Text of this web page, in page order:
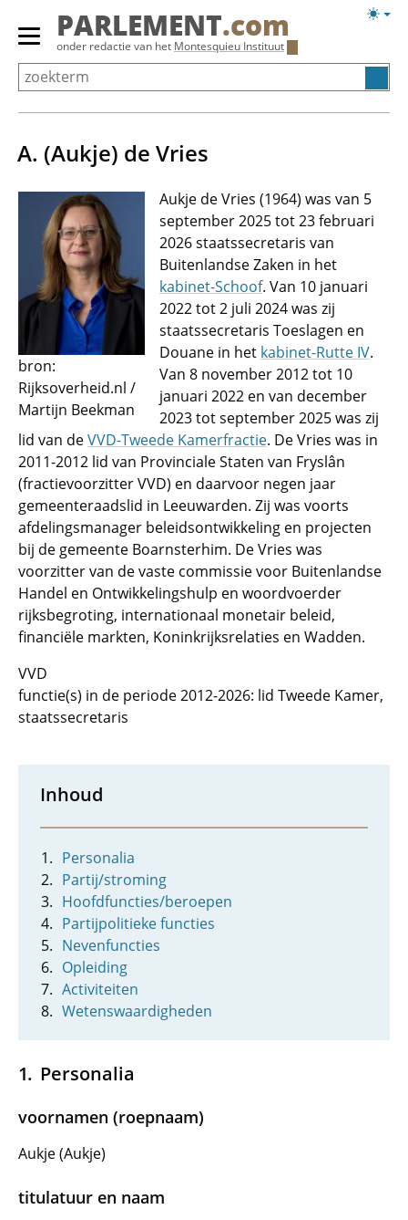
Overslaan
Primair
menu
tonen/verbergen
PARLEMENT.com
onder redactie van het Montesquieu Instituut
A. (Aukje) de Vries
bron:
Rijksoverheid.nl /
Martijn Beekman
Aukje de Vries (1964) was van 5
september 2025 tot 23 februari
2026 staatssecretaris van
Buitenlandse Zaken in het
kabinet-Schoof. Van 10 januari
2022 tot 2 juli 2024 was zij
staatssecretaris Toeslagen en
Douane in het kabinet-Rutte IV.
Van 8 november 2012 tot 10
januari 2022 en van december
2023 tot september 2025 was zij
lid van deVVD-Tweede Kamerfractie. De Vries was in
2011-2012 lid van Provinciale Staten van Fryslân
(fractievoorzitter VVD) en daarvoor negen jaar
gemeenteraadslid in Leeuwarden. Zij was voorts
afdelingsmanager beleidsontwikkeling en projecten
bij de gemeente Boarnsterhim. De Vries was
voorzitter van de vaste commissie voor Buitenlandse
Handel en Ontwikkelingshulp en woordvoerder
rijksbegroting, internationaal monetair beleid,
financiële markten, Koninkrijksrelaties en Wadden.
VVD
functie(s) in de periode 2012-2026: lid Tweede Kamer,
staatssecretaris
Inhoud
Personalia
Partij/stroming
Hoofdfuncties/beroepen
Partijpolitieke functies
Nevenfuncties
Opleiding
Activiteiten
Wetenswaardigheden
Personalia
voornamen (roepnaam)
Aukje (Aukje)
titulatuur en naam